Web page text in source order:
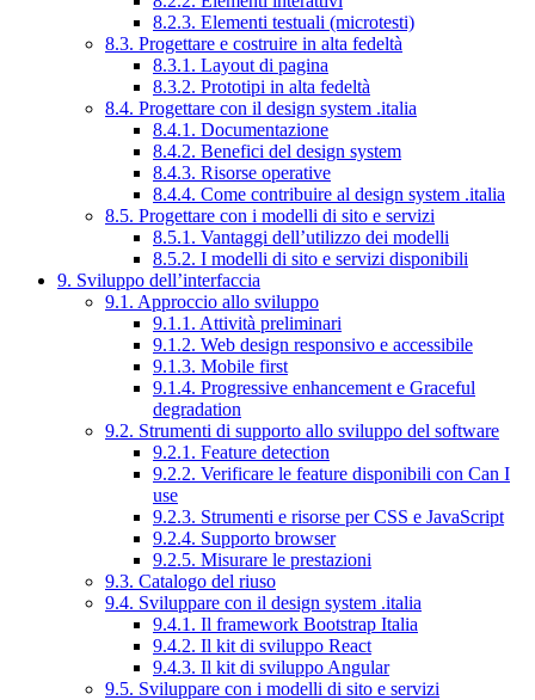
8.2.3. Elementi testuali (microtesti)
8.3. Progettare e costruire in alta fedeltà
8.3.1. Layout di pagina
8.3.2. Prototipi in alta fedeltà
8.4. Progettare con il design system .italia
8.4.1. Documentazione
8.4.2. Benefici del design system
8.4.3. Risorse operative
8.4.4. Come contribuire al design system .italia
8.5. Progettare con i modelli di sito e servizi
8.5.1. Vantaggi dell’utilizzo dei modelli
8.5.2. I modelli di sito e servizi disponibili
9. Sviluppo dell’interfaccia
9.1. Approccio allo sviluppo
9.1.1. Attività preliminari
9.1.2. Web design responsivo e accessibile
9.1.3. Mobile first
9.1.4. Progressive enhancement e Graceful
degradation
9.2. Strumenti di supporto allo sviluppo del software
9.2.1. Feature detection
9.2.2. Verificare le feature disponibili con Can I
use
9.2.3. Strumenti e risorse per CSS e JavaScript
9.2.4. Supporto browser
9.2.5. Misurare le prestazioni
9.3. Catalogo del riuso
9.4. Sviluppare con il design system .italia
9.4.1. Il framework Bootstrap Italia
9.4.2. Il kit di sviluppo React
9.4.3. Il kit di sviluppo Angular
9.5. Sviluppare con i modelli di sito e servizi